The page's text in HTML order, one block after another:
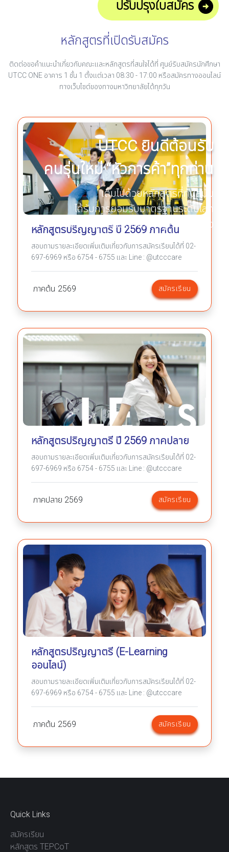
รับสมัครนักศึกษา ปีการศึกษา 2569
UTCC ยินดีต้อนรับ
คนรุ่นใหม่ “หัวการค้า”ทุกท่าน
เต็มไปด้วยหลักสูตรที่ทันสมัย
ได้รับการยอมรับมาตรฐานระดับโลก
สมัครเรียนวันนี้เพื่อก้าวสู่ความสำเร็จ
ปรับปรุงใบสมัคร
หลักสูตรที่เปิดรับสมัคร
ติดต่อขอคำแนะนำเกี่ยวกับคณะและหลักสูตรที่สนใจได้ที่ ศูนย์รับสมัครนักศึกษา
UTCC ONE อาคาร 1 ชั้น 1 ตั้งแต่เวลา 08:30 - 17:00 หรือสมัครทางออนไลน์
ทางเว็บไซต์ของทางมหาวิทยาลัยได้ทุกวัน
หลักสูตรปริญญาตรี ปี 2569 ภาคต้น
สอบถามรายละเอียดเพิ่มเติมเกี่ยวกับการสมัครเรียนได้ที่ 02-
697-6969 หรือ 6754 - 6755 และ Line : @utcccare
ภาคต้น 2569 สมัครเรียน
หลักสูตรปริญญาตรี ปี 2569 ภาคปลาย
สอบถามรายละเอียดเพิ่มเติมเกี่ยวกับการสมัครเรียนได้ที่ 02-
697-6969 หรือ 6754 - 6755 และ Line : @utcccare
ภาคปลาย 2569 สมัครเรียน
หลักสูตรปริญญาตรี (E-Learning
ออนไลน์)
สอบถามรายละเอียดเพิ่มเติมเกี่ยวกับการสมัครเรียนได้ที่ 02-
697-6969 หรือ 6754 - 6755 และ Line : @utcccare
ภาคต้น 2569 สมัครเรียน
Quick Links
สมัครเรียน
หลักสูตร TEPCoT